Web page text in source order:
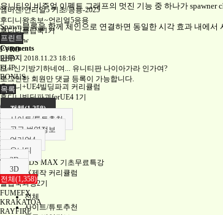
엠버젠/언리얼5 기초/응용-2025
후디니왕초보~언리얼5응용
후디니플립북1기
Overview
PYRO
RBD
FLIP
BONUS
후디니+UE4빌딩파괴 커리큘럼
후디니빌딩파괴forUE4 1기
Overview
Part1
Part2
Part3
Part4
PYRO
Tricky's 3DS MAX 기초무료특강
플립북FX제작 커리큘럼
플립북과정2기
FUMEFX
KRAKATOA
RAYFIRE
유니티의 비주얼 이펙트 그래프의 멋진 기능 중 하나가 spawner
Spawn블록을 함께 체인으로 연결하면 동일한 시각 효과 내에
프린트
Comments
단무지 2018.11.23 18:16
오~ 신기방기하네여... 유니티판 나이아가라 인가여?
로그인한 회원만 댓글 등록이 가능합니다.
목록
전체(1,358)
사이트/튜토추천
공구,번역정보
언리얼4
유니티
2D
3D
전체(1,358)
전체
사이트/튜토추천